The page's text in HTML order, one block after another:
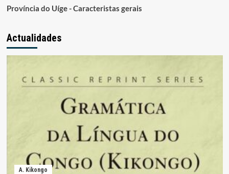
Província do Uíge - Caracteristas gerais
Actualidades
A. Kikongo